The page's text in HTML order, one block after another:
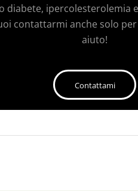
diabete, ipercolesterolemia
contattarmi anche solo
aiuto!
Contattami